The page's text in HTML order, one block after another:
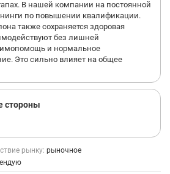
В нашей компании на постоянной
по повышении квалификации.
также сохраняется здоровая
без лишней
и нормальное
Это сильно влияет на общее
стороны
рынку: рыночное